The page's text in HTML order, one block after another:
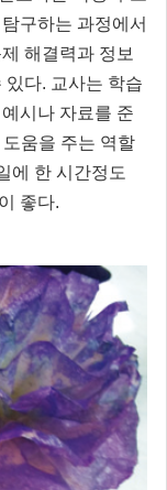
구하는 과정에서
해결력과 정보
있다. 교사는 학습
시나 자료를 준
움을 주는 역할
에 한 시간정도
좋다.